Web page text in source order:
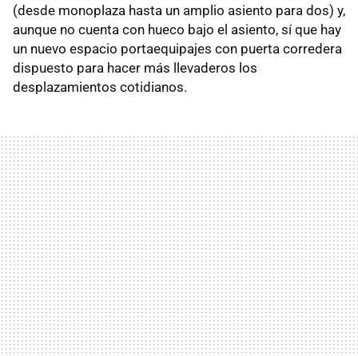
(desde monoplaza hasta un amplio asiento para dos) y,
aunque no cuenta con hueco bajo el asiento, sí que hay
un nuevo espacio portaequipajes con puerta corredera
dispuesto para hacer más llevaderos los
desplazamientos cotidianos.